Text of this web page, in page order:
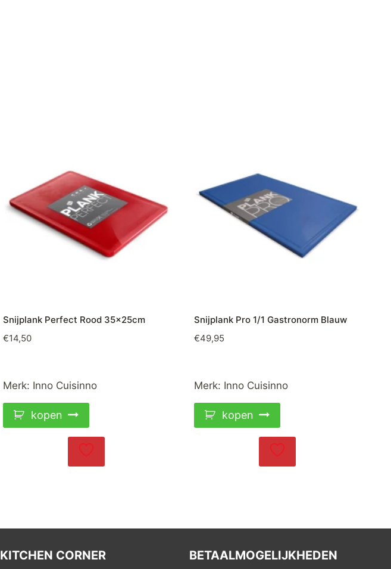
Snijplank Perfect Rood 35x25cm
€14,50
Merk: Inno Cuisinno
kopen
Snijplank Pro 1/1 Gastronorm Blauw
€49,95
Merk: Inno Cuisinno
kopen
KITCHEN CORNER BETAALMOGELIJKHEDEN